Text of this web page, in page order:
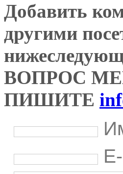
Добавить
другими
ВОПРОС
ПИШИТЕ